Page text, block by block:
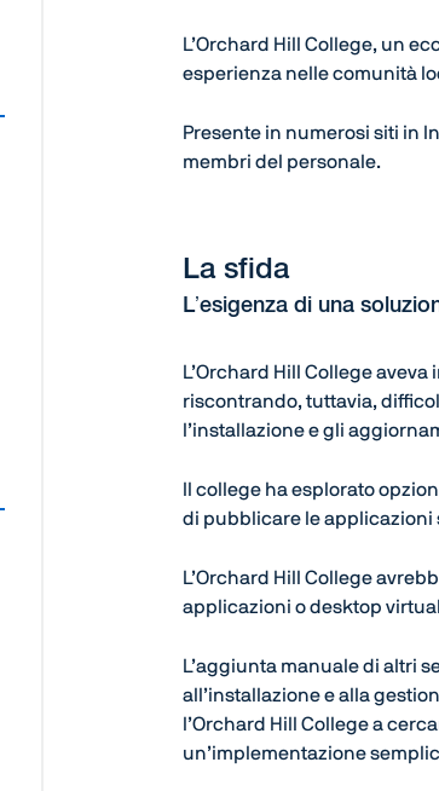
L’Orchard Hill College, un
esperienza nelle comunità
Presente in numerosi siti in
membri del personale.
La sfida
L’esigenza di una
L’Orchard Hill College
riscontrando, tuttavia,
l’installazione e gli
Il college ha esplorato
di pubblicare le applicazioni
L’Orchard Hill College
applicazioni o desktop
L’aggiunta manuale di altri
all’installazione e alla
l’Orchard Hill College a
un’implementazione